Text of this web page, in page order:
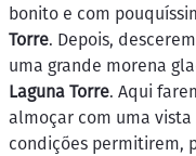
bonito e com
Torre. Depois,
uma grande morena
Laguna Torre. Aqui
almoçar com uma
condições permitirem,